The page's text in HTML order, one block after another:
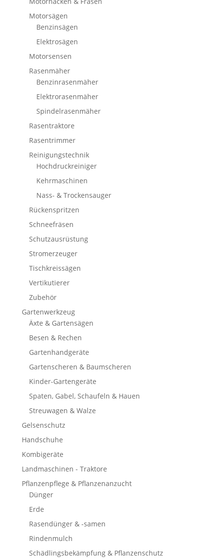
Motorsägen
Benzinsägen
Elektrosägen
Motorsensen
Rasenmäher
Benzinrasenmäher
Elektrorasenmäher
Spindelrasenmäher
Rasentraktore
Rasentrimmer
Reinigungstechnik
Hochdruckreiniger
Kehrmaschinen
Nass- & Trockensauger
Rückenspritzen
Schneefräsen
Schutzausrüstung
Stromerzeuger
Tischkreissägen
Vertikutierer
Zubehör
Gartenwerkzeug
Äxte & Gartensägen
Besen & Rechen
Gartenhandgeräte
Gartenscheren & Baumscheren
Kinder-Gartengeräte
Spaten, Gabel, Schaufeln & Hauen
Streuwagen & Walze
Gelsenschutz
Handschuhe
Kombigeräte
Landmaschinen - Traktore
Pflanzenpflege & Pflanzenanzucht
Dünger
Erde
Rasendünger & -samen
Rindenmulch
Schädlingsbekämpfung & Pflanzenschutz